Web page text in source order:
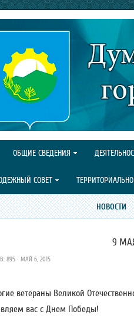
ОБЩИЕ СВЕДЕНИЯ
СОВЕТ
НОВОСТИ
9
895 · МАЙ 6, 2015
ветераны Великой
вас с Днем Победы!